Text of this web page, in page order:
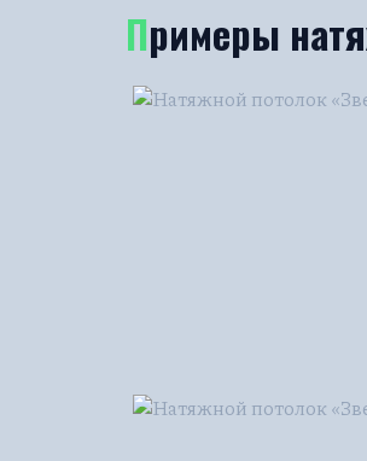
Примеры